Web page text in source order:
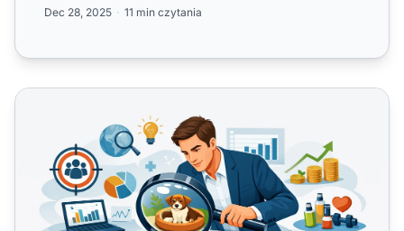
Dec 28, 2025 11 min czytania
Czym jest nisza w marketingu afiliacyjnym?